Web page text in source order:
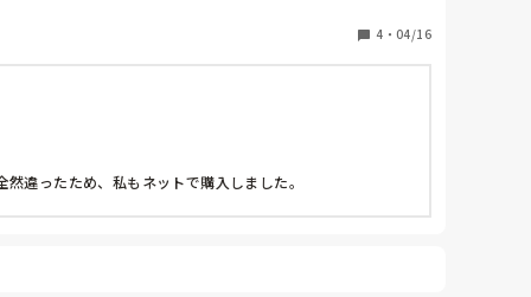
4 ・ 04/16
違ったため、私もネットで購入しました。